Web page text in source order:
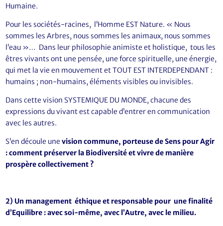
Humaine.
Pour les sociétés-racines, l’Homme EST Nature. « Nous
sommes les Arbres, nous sommes les animaux, nous sommes
l’eau »… Dans leur philosophie animiste et holistique, tous les
êtres vivants ont une pensée, une force spirituelle, une énergie,
qui met la vie en mouvement et TOUT EST INTERDEPENDANT :
humains ; non-humains, éléments visibles ou invisibles.
Dans cette vision SYSTEMIQUE DU MONDE, chacune des
expressions du vivant est capable d’entrer en communication
avec les autres.
S’en découle unevision commune, porteuse de Sens pour Agir
: comment préserver la Biodiversité et vivre de manière
prospère collectivement ?
2) Un management éthique et responsable pour une finalité
d’Equilibre : avec soi-même, avec l’Autre, avec le milieu.